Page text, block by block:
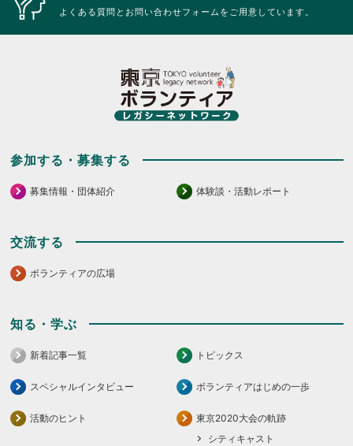
よくある質問とお問い合わせフォームをご用意しています。
参加する・募集する
募集情報・団体紹介 体験談・活動レポート
交流する
ボランティアの広場
知る・学ぶ
新着記事一覧 トピックス
スペシャルインタビュー ボランティアはじめの一歩
活動のヒント
東京2020大会の軌跡
シティキャスト